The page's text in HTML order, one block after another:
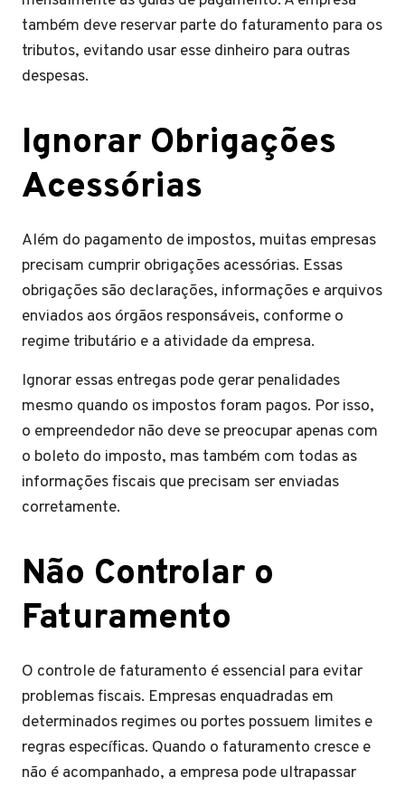
também deve reservar parte do faturamento para os
tributos, evitando usar esse dinheiro para outras
despesas.
Ignorar Obrigações
Acessórias
Além do pagamento de impostos, muitas empresas
precisam cumprir obrigações acessórias. Essas
obrigações são declarações, informações e arquivos
enviados aos órgãos responsáveis, conforme o
regime tributário e a atividade da empresa.
Ignorar essas entregas pode gerar penalidades
mesmo quando os impostos foram pagos. Por isso,
o empreendedor não deve se preocupar apenas com
o boleto do imposto, mas também com todas as
informações fiscais que precisam ser enviadas
corretamente.
Não Controlar o
Faturamento
O controle de faturamento é essencial para evitar
problemas fiscais. Empresas enquadradas em
determinados regimes ou portes possuem limites e
regras específicas. Quando o faturamento cresce e
não é acompanhado, a empresa pode ultrapassar